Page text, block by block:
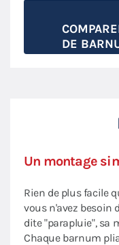
DE
Un montage
Rien de plus facile
vous n'avez besoin
dite "parapluie", sa
Chaque barnum